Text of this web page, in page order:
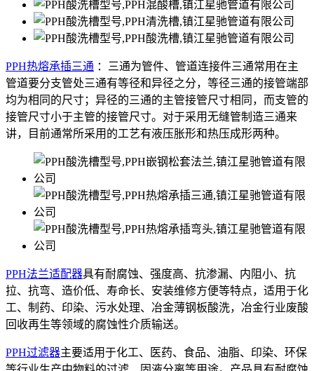
PPH热熔承插三通 ：三通为管件、管道连接件三通常用在主
管道要分支管处三通有等径和异径之分，等径三通的接管端部
均为相同的尺寸；异径的三通的主管接管尺寸相同，而支管的
接管尺寸小于主管的接管尺寸。对于采用无缝管制造三通来
讲，目前通常所采用的工艺有液压胀形和热压成形两种。
PPH法兰适配器具有耐腐蚀、强度高、抗渗漏、内阻小、抗
拉、抗弯、造价低、寿命长、安装维修方便等特点，适用于化
工、制药、印染、污水处理、冶金薄钢板酸洗，冶金行业废酸
回收再生等领域的腐蚀性介质输送。
PPH过滤器主要适用于化工、医药、食品、油脂、印染、环保